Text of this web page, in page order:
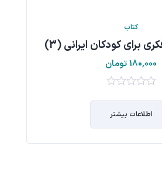
کتاب
براي كودكان ايراني (3)
180,000تومان
5اطلاعات بیشتر